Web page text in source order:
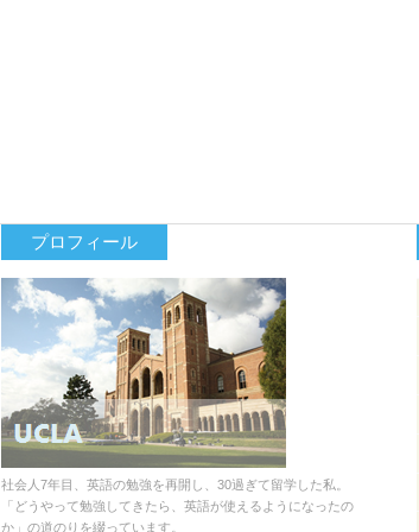
プロフィール
社会人7年目、英語の勉強を再開し、30過ぎて留学した私。
「どうやって勉強してきたら、英語が使えるようになったの
か」の道のりを綴っています。